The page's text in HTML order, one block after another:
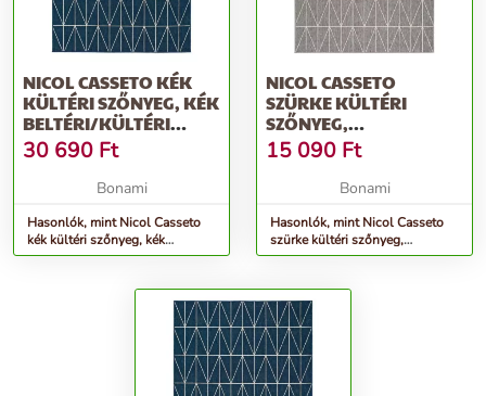
NICOL CASSETO KÉK
KÜLTÉRI SZŐNYEG, KÉK
BELTÉRI/KÜLTÉRI
SZŐNYEG, 140 X 200 CM
- UNIVERSAL
30 690 Ft
Bonami
Hasonlók, mint Nicol Casseto
kék kültéri szőnyeg, kék
beltéri/kültéri szőnyeg, 140 x
NICOL CASSETO
SZÜRKE KÜLTÉRI
SZŐNYEG,
BELTÉRI/KÜLTÉRI
SZŐNYEG, 150 X 80 CM -
UNIVERSAL
15 090 Ft
Bonami
Hasonlók, mint Nicol Casseto
szürke kültéri szőnyeg,
beltéri/kültéri szőnyeg, 150 x 80